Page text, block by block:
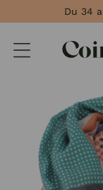
Du 34
Panneau de gestion